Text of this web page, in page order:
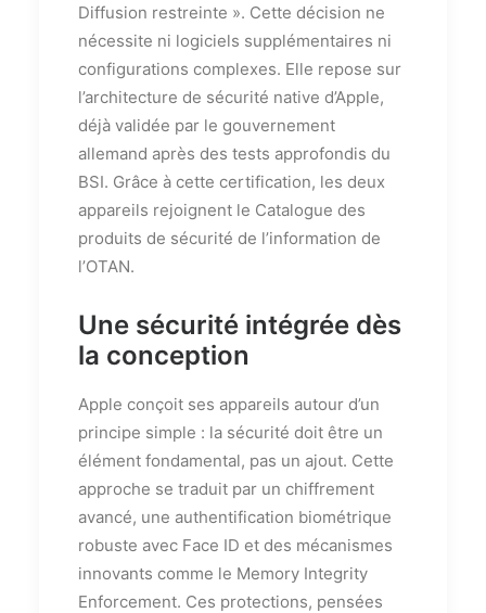
Diffusion restreinte ». Cette décision ne
nécessite ni logiciels supplémentaires ni
configurations complexes. Elle repose sur
l’architecture de sécurité native d’Apple,
déjà validée par le gouvernement
allemand après des tests approfondis du
BSI. Grâce à cette certification, les deux
appareils rejoignent le Catalogue des
produits de sécurité de l’information de
l’OTAN.
Une sécurité intégrée dès
la conception
Apple conçoit ses appareils autour d’un
principe simple : la sécurité doit être un
élément fondamental, pas un ajout. Cette
approche se traduit par un chiffrement
avancé, une authentification biométrique
robuste avec Face ID et des mécanismes
innovants comme le Memory Integrity
Enforcement. Ces protections, pensées